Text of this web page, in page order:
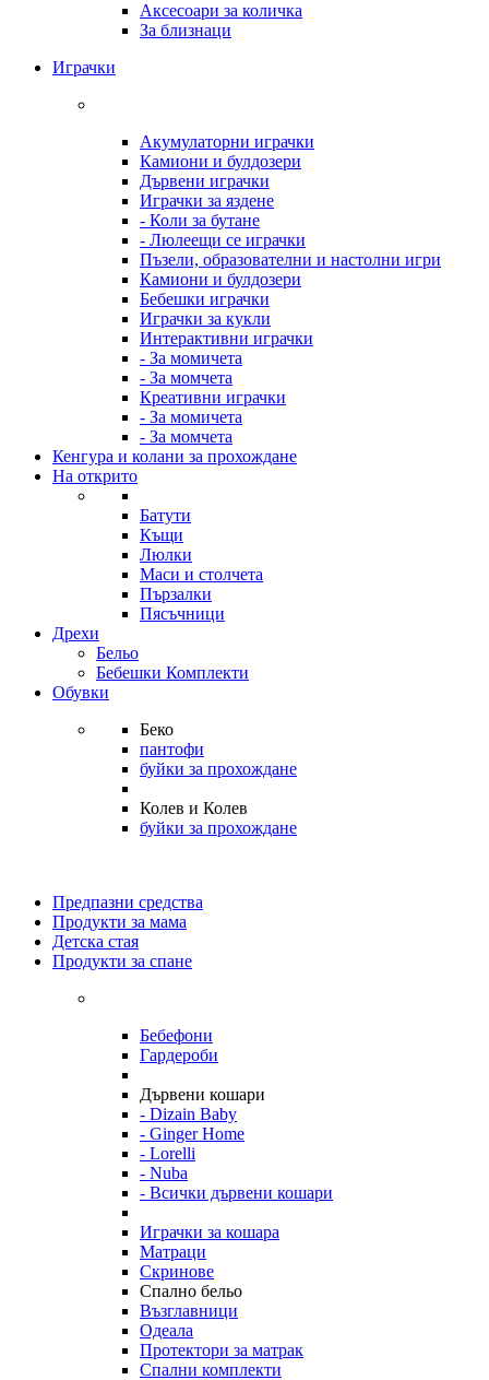
Аксесоари за количка
За близнаци
Играчки
Акумулаторни играчки
Камиони и булдозери
Дървени играчки
Играчки за яздене
- Коли за бутане
- Люлеещи се играчки
Пъзели, образователни и настолни игри
Камиони и булдозери
Бебешки играчки
Играчки за кукли
Интерактивни играчки
- За момичета
- За момчета
Креативни играчки
- За момичета
- За момчета
Кенгура и колани за прохождане
На открито
Батути
Къщи
Люлки
Маси и столчета
Пързалки
Пясъчници
Дрехи
Бельо
Бебешки Комплекти
Обувки
Беко
пантофи
буйки за прохождане
Колев и Колев
буйки за прохождане
Предпазни средства
Продукти за мама
Детска стая
Продукти за спане
Бебефони
Гардероби
Дървени кошари
- Dizain Baby
- Ginger Home
- Lorelli
- Nuba
- Всички дървени кошари
Играчки за кошара
Матраци
Скринове
Спално бельо
Възглавници
Одеала
Протектори за матрак
Спални комплекти